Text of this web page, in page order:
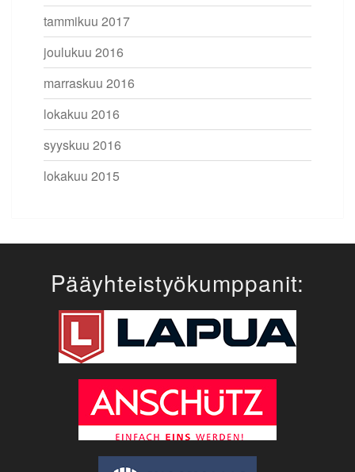
tammikuu 2017
joulukuu 2016
marraskuu 2016
lokakuu 2016
syyskuu 2016
lokakuu 2015
Pääyhteistyökumppanit: